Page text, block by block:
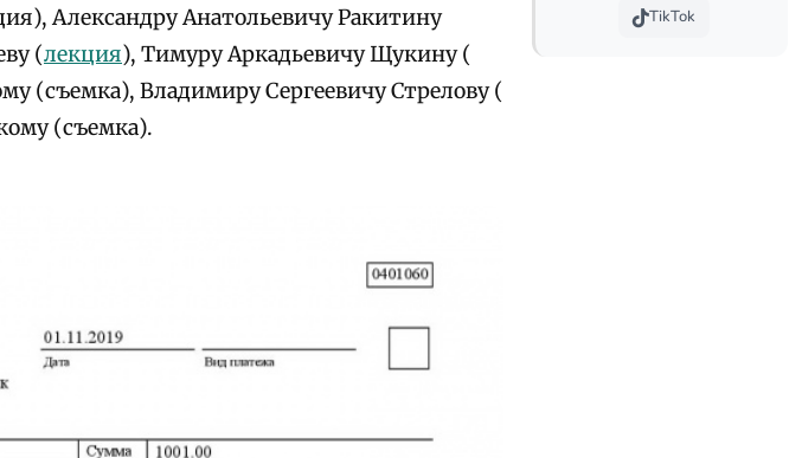
Александру Анатольевичу Ракитину
(лекция), Тимуру Аркадьевичу Щукину (
(съемка), Владимиру Сергеевичу Стрелову (
(съемка).
TikTok